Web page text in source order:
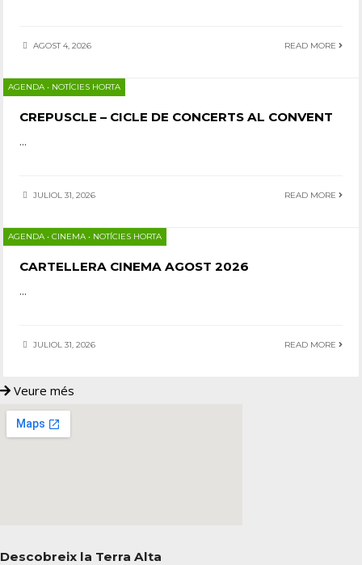
AGOST 4, 2026 READ MORE
AGENDA • NOTÍCIES HORTA
CREPUSCLE – CICLE DE CONCERTS AL CONVENT
...
JULIOL 31, 2026 READ MORE
AGENDA • CINEMA • NOTÍCIES HORTA
CARTELLERA CINEMA AGOST 2026
...
JULIOL 31, 2026 READ MORE
Veure més
Descobreix la Terra Alta